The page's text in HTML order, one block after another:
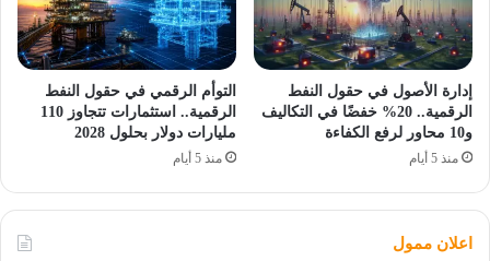
إدارة الأصول في حقول النفط
الرقمية.. 20% خفضًا في التكاليف
و10 محاور لرفع الكفاءة
منذ 5 أيام
التوأم الرقمي في حقول النفط
الرقمية.. استثمارات تتجاوز 110
مليارات دولار بحلول 2028
منذ 5 أيام
اعلان ممول